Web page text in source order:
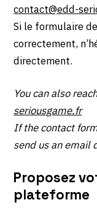
contact@edd-
Si le formulaire
correctement,
directement.
You can also
seriousgame.fr
If the contact
send us an email
Proposez
plateforme